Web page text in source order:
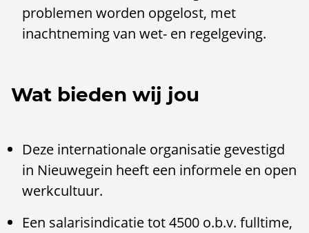
problemen worden opgelost, met
inachtneming van wet- en regelgeving.
Wat bieden wij jou
Deze internationale organisatie gevestigd
in Nieuwegein heeft een informele en open
werkcultuur.
Een salarisindicatie tot 4500 o.b.v. fulltime,